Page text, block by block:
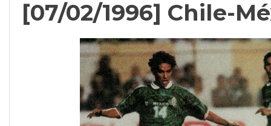
[07/02/1996] Chile-